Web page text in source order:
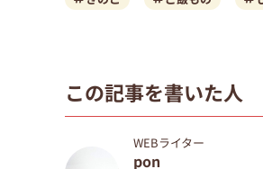
この記事を書いた人
WEBライター
pon